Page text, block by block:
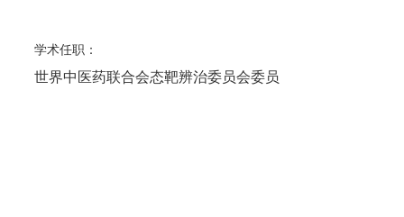
学术任职：
世界中医药联合会态靶辨治委员会委员